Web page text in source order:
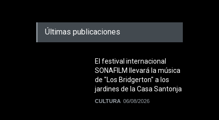
Últimas publicaciones
El festival internacional
SONAFILM llevará la música
de "Los Bridgerton" a los
jardines de la Casa Santonja
CULTURA 06/08/2026